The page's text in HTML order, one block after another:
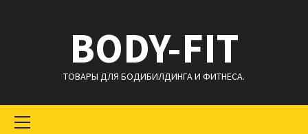
BODY-FIT
ТОВАРЫ ДЛЯ БОДИБИЛДИНГА И ФИТНЕСА.
меню